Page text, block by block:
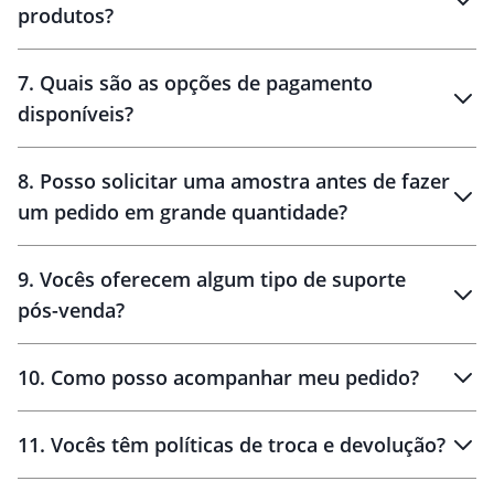
produtos?
10 dias
brinde
48 horas
7. Quais são as opções de pagamento
disponíveis?
8. Posso solicitar uma amostra antes de fazer
um pedido em grande quantidade?
amostras
9. Vocês oferecem algum tipo de suporte
pós-venda?
10. Como posso acompanhar meu pedido?
11. Vocês têm políticas de troca e devolução?